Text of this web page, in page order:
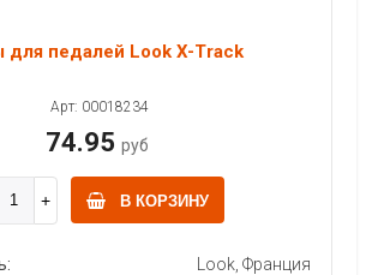
педалей Look X-Track
Арт: 00018234
74.95 руб
В КОРЗИНУ
Look, Франция